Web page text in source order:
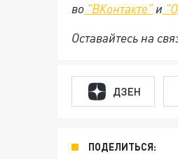
во "ВКонтакте"и
Оставайтесь на
ДЗЕН
ПОДЕЛИТЬСЯ: